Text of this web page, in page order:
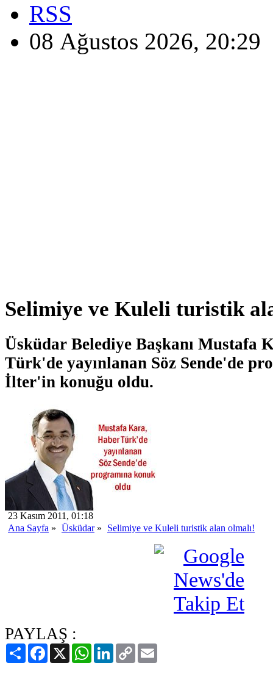
RSS
08 Ağustos 2026, 20:29
Selimiye ve Kuleli turistik
Üsküdar Belediye Başkanı Mustafa
Türk'de yayınlanan Söz Sende'de
İlter'in konuğu oldu.
23 Kasım 2011, 01:18
Ana Sayfa » Üsküdar» Selimiye ve Kuleli turistik alan olmalı!
PAYLAŞ :
PaylaşFacebook
X WhatsAppLinkedIn
Copy
Link